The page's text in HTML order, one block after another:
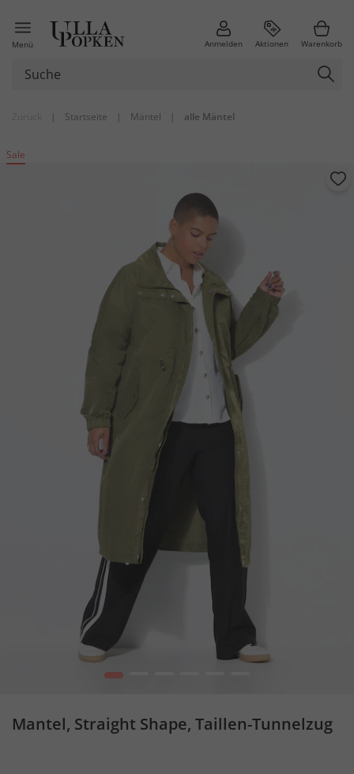
Menü Anmelden Aktionen Warenkorb
| Startseite | Mäntel | alle Mäntel
Sale
1
Mantel, Straight Shape, Taillen-Tunnelzug